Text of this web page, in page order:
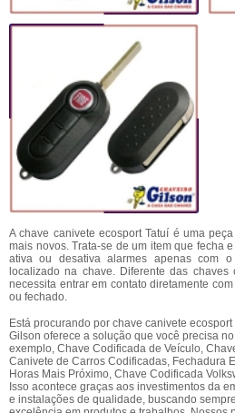
A chave canivete ecosport Tatuí é uma
mais novos. Trata-se de um item que fecha
ativa ou desativa alarmes apenas com
localizado na chave. Diferente das
necessita entrar em contato diretamente
ou fechado.
Está procurando por chave canivete
Gilson oferece a solução que você precisa
exemplo, Chave Codificada de Veículo,
Canivete de Carros Codificadas, Fechadura
Horas Mais Próximo, Chave Codificada
Isso acontece graças aos investimentos da
e instalações de qualidade, buscando